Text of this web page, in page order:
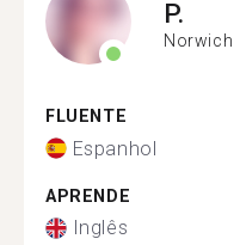
P.
Norwich
FLUENTE
Espanhol
APRENDE
Inglês